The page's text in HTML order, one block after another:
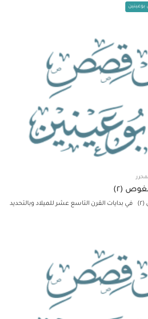
(٢)
المسحل وإمارة الغوص (٢) في بدايات القرن التاسع عشر للميلاد وبالتحديد